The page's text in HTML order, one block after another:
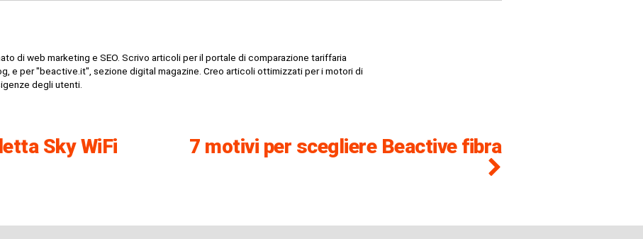
di web marketing e SEO. Scrivo articoli per il portale di comparazione tariffaria
e per "beactive.it", sezione digital magazine. Creo articoli ottimizzati per i motori di
degli utenti.
Sky WiFi 7 motivi per scegliere Beactive fibra